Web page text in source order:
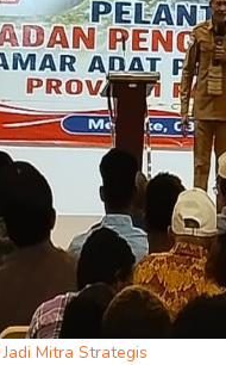
Mitra Strategis